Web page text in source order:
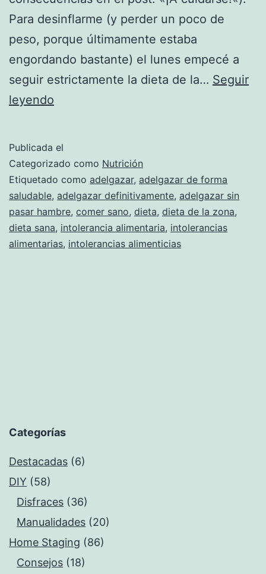
Para desinflarme (y perder un poco de
peso, porque últimamente estaba
engordando bastante) el lunes empecé a
seguir estrictamente la dieta de la… Seguir
leyendo
Publicada el
Categorizado como Nutrición
Etiquetado como adelgazar, adelgazar de forma
saludable, adelgazar definitivamente, adelgazar sin
pasar hambre, comer sano, dieta, dieta de la zona,
dieta sana, intolerancia alimentaria, intolerancias
alimentarias, intolerancias alimenticias
Categorías
Destacadas (6)
DIY (58)
Disfraces (36)
Manualidades (20)
Home Staging (86)
Consejos (18)